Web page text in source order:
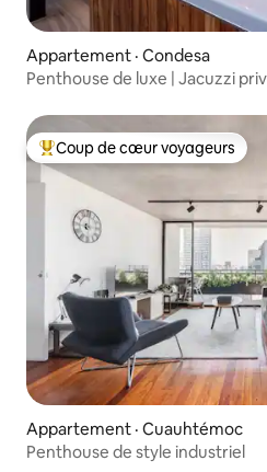
Appartement · Condesa
Penthouse de luxe | Jacuzzi
Coup de cœur voyageurs parmi
Coup de cœur voyageurs
Appartement · Cuauhtémoc
Penthouse de style industriel